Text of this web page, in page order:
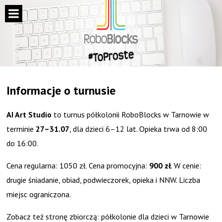
Informacje o turnusie
AI Art Studio to turnus półkolonii RoboBlocks w Tarnowie w
terminie 27–31.07 , dla dzieci 6–12 lat. Opieka trwa od 8:00
do 16:00.
Cena regularna: 1050 zł. Cena promocyjna: 900 zł. W cenie:
drugie śniadanie, obiad, podwieczorek, opieka i NNW. Liczba
miejsc ograniczona.
Zobacz też stronę zbiorczą:półkolonie dla dzieci w Tarnowie